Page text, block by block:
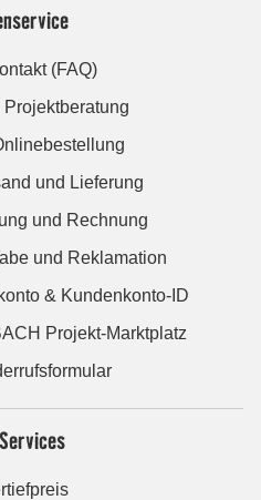
(FAQ)
und Lieferung
und Rechnung
und Reklamation
& Kundenkonto-ID
Projekt-Marktplatz